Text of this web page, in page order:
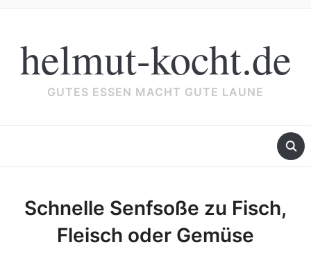
helmut-kocht.de
GUTES ESSEN MACHT GUTE LAUNE
Schnelle Senfsoße zu Fisch,
Fleisch oder Gemüse